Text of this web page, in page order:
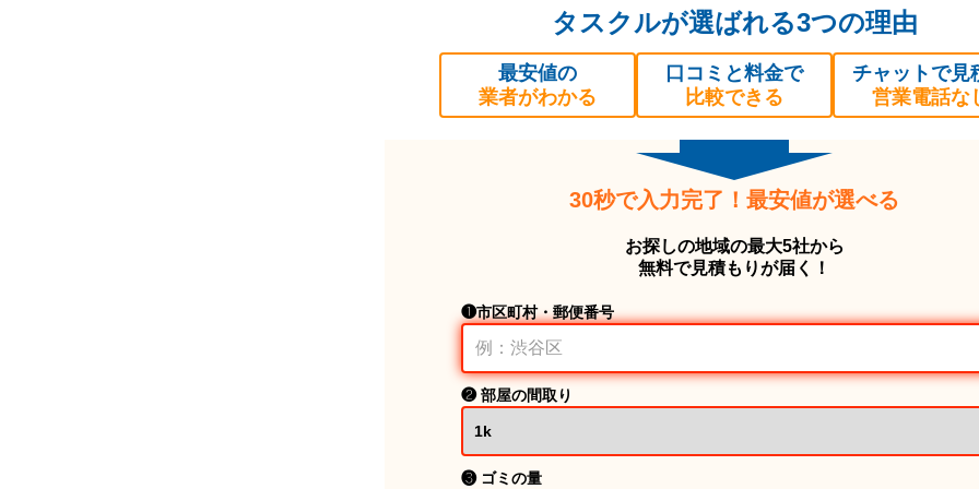
タスクルが選ばれる3つの理由
最安値の
業者がわかる
口コミと料金で
比較できる
チャットで見
営業電話な
30秒で入力完了！最安値が選べる
お探しの地域の最大5社から
無料で見積もりが届く！
❶市区町村・郵便番号
❷ 部屋の間取り
❸ ゴミの量